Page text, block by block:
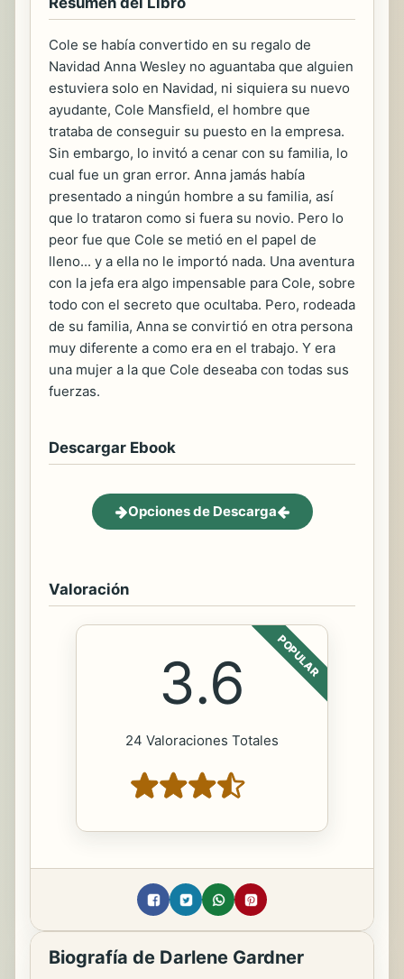
Cole se había convertido en su regalo de
Navidad Anna Wesley no aguantaba que alguien
estuviera solo en Navidad, ni siquiera su nuevo
ayudante, Cole Mansfield, el hombre que
trataba de conseguir su puesto en la empresa.
Sin embargo, lo invitó a cenar con su familia, lo
cual fue un gran error. Anna jamás había
presentado a ningún hombre a su familia, así
que lo trataron como si fuera su novio. Pero lo
peor fue que Cole se metió en el papel de
lleno... y a ella no le importó nada. Una aventura
con la jefa era algo impensable para Cole, sobre
todo con el secreto que ocultaba. Pero, rodeada
de su familia, Anna se convirtió en otra persona
muy diferente a como era en el trabajo. Y era
una mujer a la que Cole deseaba con todas sus
fuerzas.
Descargar Ebook
Opciones de Descarga
Valoración
POPULAR
3.6
24 Valoraciones Totales
Biografía de Darlene Gardner